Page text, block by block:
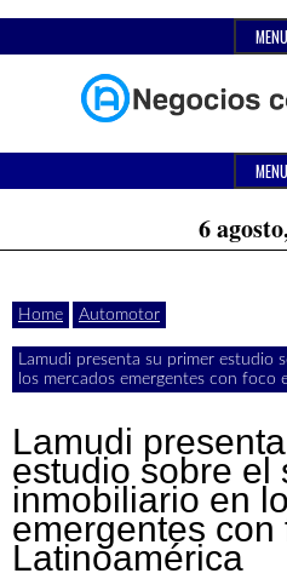
to
MENU
Negocios
con
Últimas
noticias,
comunicados
actualidad
de
negocios
con
Argentina.
Header
MENU
6
Home Automotor
Lamudi presenta su primer estudio
los mercados emergentes con foco
Lamudi
estudio sobre el
inmobiliario en
emergentes con
Latinoamérica